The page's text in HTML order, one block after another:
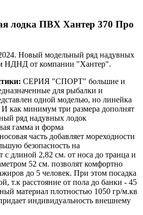
лодка ПВХ Хантер 370 Про
Новый модельный ряд надувных
НДНД от компании "Хантер".
: СЕРИЯ "СПОРТ" большие и
для рыбалки и
одной моделью, но линейка
И как минимум три размера дополнят
ряд надувных лодок
гамма и форма
часть добавляет мореходности
безопасность на
длиной 2,82 см. от носа до транца и
52 см. позволят комфортно
до 5 человек. При этом посадка
т.к расстояние от пола до банки - 45
материал плотностью 1050 гр/м.кв
индивидуальность внешнему